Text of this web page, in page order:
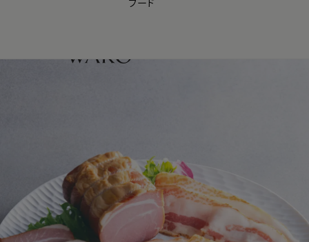
【会員様限定】夏のプレゼントキャンペーン開催中
フード